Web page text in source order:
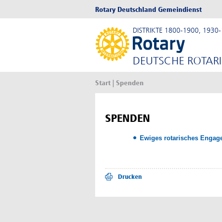
Rotary Deutschland Gemeindienst
DISTRIKTE 1800-1900,
DEUTSCHE
Start | Spenden
SPENDEN
Ewiges rotarisches
Drucken